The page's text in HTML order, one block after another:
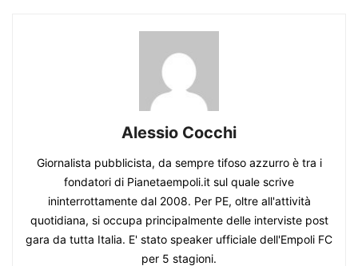
Alessio Cocchi
Giornalista pubblicista, da sempre tifoso azzurro è tra i
fondatori di Pianetaempoli.it sul quale scrive
ininterrottamente dal 2008. Per PE, oltre all'attività
quotidiana, si occupa principalmente delle interviste post
gara da tutta Italia. E' stato speaker ufficiale dell'Empoli FC
per 5 stagioni.